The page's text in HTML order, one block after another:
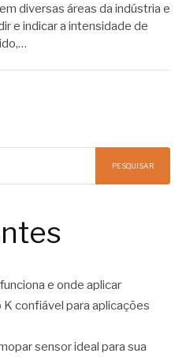
diversas áreas da indústria e
e indicar a intensidade de
PESQUISAR
e onde aplicar
confiável para aplicações
sensor ideal para sua